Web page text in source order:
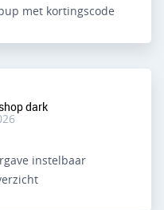
met kortingscode
instelbaar